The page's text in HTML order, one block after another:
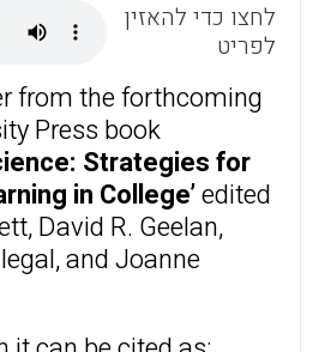
לחצו כדי להאזין
לפריט
from the forthcoming
Press book
Strategies for
in College’edited
David R. Geelan,
and Joanne